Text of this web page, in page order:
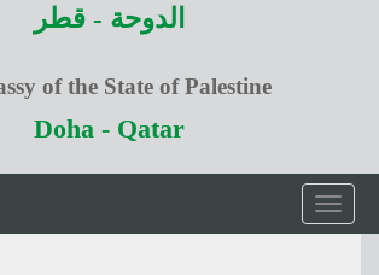
الدوحة - قطر
of the State of Palestine
Doha - Qatar
Toggle
navigation